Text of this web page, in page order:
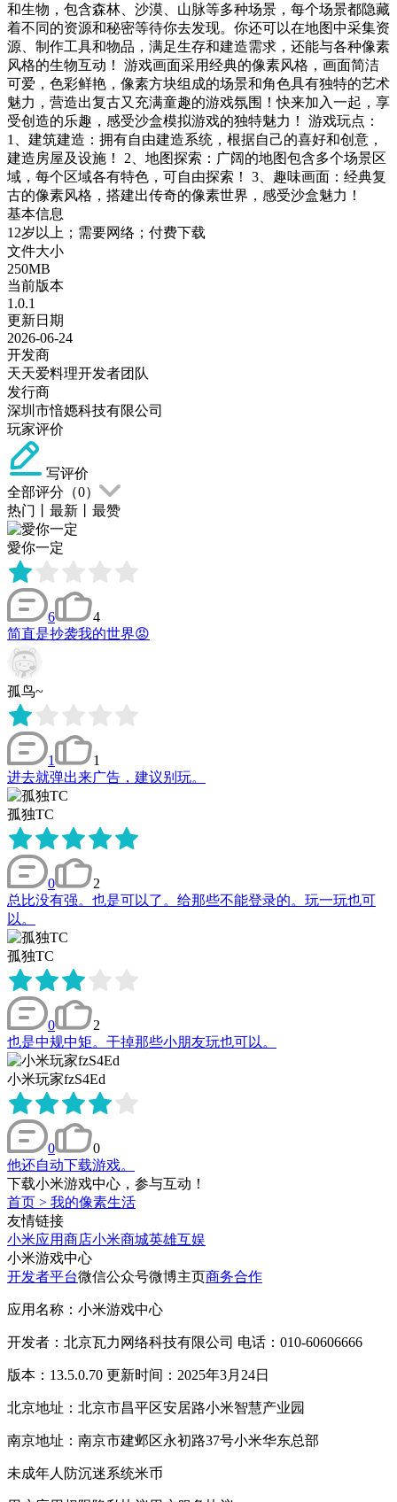
和生物，包含森林、沙漠、山脉等多种场景，每个场景都隐藏
着不同的资源和秘密等待你去发现。你还可以在地图中采集资
源、制作工具和物品，满足生存和建造需求，还能与各种像素
风格的生物互动！ 游戏画面采用经典的像素风格，画面简洁
可爱，色彩鲜艳，像素方块组成的场景和角色具有独特的艺术
魅力，营造出复古又充满童趣的游戏氛围！快来加入一起，享
受创造的乐趣，感受沙盒模拟游戏的独特魅力！ 游戏玩点：
1、建筑建造：拥有自由建造系统，根据自己的喜好和创意，
建造房屋及设施！ 2、地图探索：广阔的地图包含多个场景区
域，每个区域各有特色，可自由探索！ 3、趣味画面：经典复
古的像素风格，搭建出传奇的像素世界，感受沙盒魅力！
基本信息
12岁以上；需要网络；付费下载
文件大小
250MB
当前版本
1.0.1
更新日期
2026-06-24
开发商
天天爱料理开发者团队
发行商
深圳市愔嫕科技有限公司
玩家评价
写评价
全部评分（0）
热门
最新 最赞
愛你一定
6
4
简直是抄袭我的世界😡
孤鸟~
1
1
进去就弹出来广告，建议别玩。
孤独TC
0
2
总比没有强。也是可以了。给那些不能登录的。玩一玩也可
以。
孤独TC
0
2
也是中规中矩。干掉那些小朋友玩也可以。
小米玩家fzS4Ed
0
0
他还自动下载游戏。
下载小米游戏中心，参与互动！
首页 > 我的像素生活
友情链接
小米应用商店小米商城英雄互娱
小米游戏中心
开发者平台微信公众号微博主页商务合作
应用名称：小米游戏中心
开发者：北京瓦力网络科技有限公司 电话：010-60606666
版本：13.5.0.70 更新时间：2025年3月24日
北京地址：北京市昌平区安居路小米智慧产业园
南京地址：南京市建邺区永初路37号小米华东总部
未成年人防沉迷系统米币